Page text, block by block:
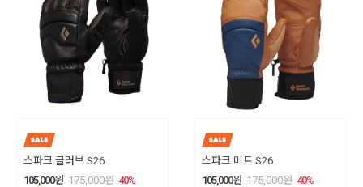
스파크 글러브 S26
105,000원 175,000원 40%
스파크 미트 S26
105,000원 175,000원 40%